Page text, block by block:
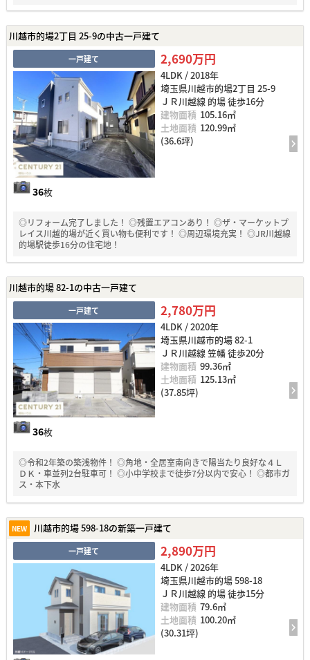
川越市的場2丁目 25-9の中古一戸建て
一戸建て
36枚
2,690万円
4LDK / 2018年
埼玉県川越市的場2丁目 25-9
ＪＲ川越線 的場 徒歩16分
建物面積 105.16㎡
土地面積 120.99㎡
(36.6坪)
◎リフォーム完了しました！ ◎残置エアコンあり！ ◎ザ・マーケットプ
レイス川越的場が近く買い物も便利です！ ◎周辺環境充実！ ◎JR川越線
的場駅徒歩16分の住宅地！
川越市的場 82-1の中古一戸建て
一戸建て
36枚
2,780万円
4LDK / 2020年
埼玉県川越市的場 82-1
ＪＲ川越線 笠幡 徒歩20分
建物面積 99.36㎡
土地面積 125.13㎡
(37.85坪)
◎令和2年築の築浅物件！ ◎角地・全居室南向きで陽当たり良好な４Ｌ
ＤＫ・車並列2台駐車可！ ◎小中学校まで徒歩7分以内で安心！ ◎都市ガ
ス・本下水
NEW 川越市的場 598-18の新築一戸建て
一戸建て 2,890万円
4LDK / 2026年
埼玉県川越市的場 598-18
ＪＲ川越線 的場 徒歩15分
建物面積 79.6㎡
土地面積 100.20㎡
(30.31坪)